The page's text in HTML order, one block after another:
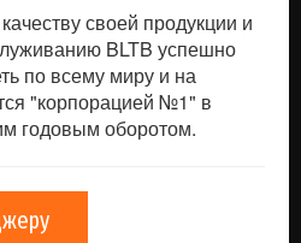
своей продукции и
BLTB успешно
по всему миру и на
"корпорацией №1" в
годовым оборотом.